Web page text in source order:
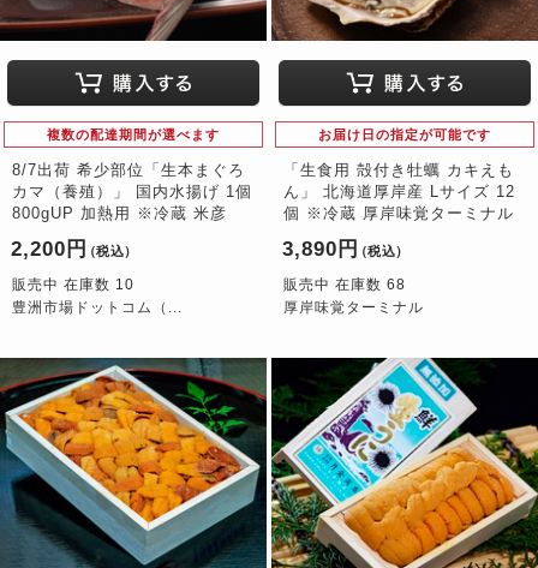
複数の配達期間が選べます
8/7出荷 希少部位「生本まぐろ
カマ（養殖）」 国内水揚げ 1個
800gUP 加熱用 ※冷蔵 米彦
2,200円 （税込）
販売中 在庫数 10
豊洲市場ドットコム（...
お届け日の指定が可能です
「生食用 殻付き牡蠣 カキえも
ん」 北海道厚岸産 Lサイズ 12
個 ※冷蔵 厚岸味覚ターミナル
3,890円 （税込）
販売中 在庫数 68
厚岸味覚ターミナル